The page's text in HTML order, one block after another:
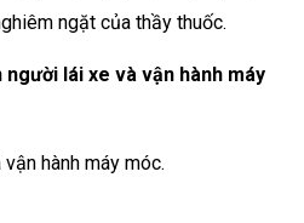
ngặt của thầy thuốc.
lái xe và vận hành máy
hành máy móc.